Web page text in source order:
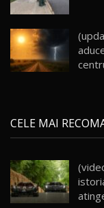
20
21
22
CELE MAI